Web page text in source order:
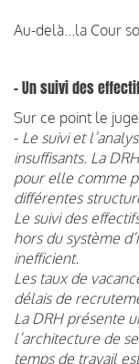
Au-delà...la Cour
- Un suivi des
Sur ce point le
- Le suivi et
insuffisants. La
pour elle comme
différentes
Le suivi des
hors du système
inefficient.
Les taux de
délais de
La DRH présente
l’architecture de
temps de travail